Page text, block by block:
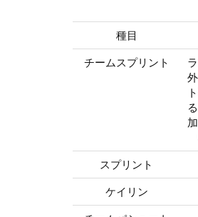
種目
チームスプリント
スプリント
ケイリン